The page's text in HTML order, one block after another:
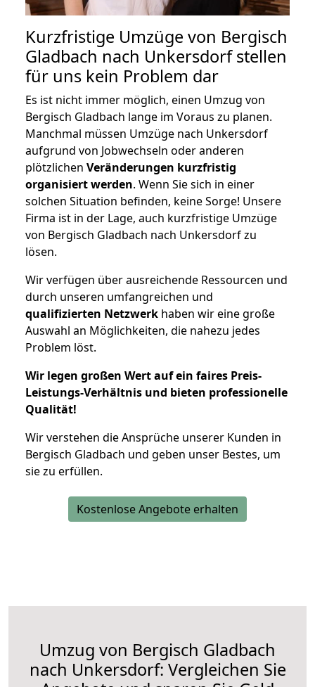
Kurzfristige Umzüge von Bergisch
Gladbach nach Unkersdorf stellen
für uns kein Problem dar
Es ist nicht immer möglich, einen Umzug von
Bergisch Gladbach lange im Voraus zu planen.
Manchmal müssen Umzüge nach Unkersdorf
aufgrund von Jobwechseln oder anderen
plötzlichen Veränderungen kurzfristig
organisiert werden. Wenn Sie sich in einer
solchen Situation befinden, keine Sorge! Unsere
Firma ist in der Lage, auch kurzfristige Umzüge
von Bergisch Gladbach nach Unkersdorf zu
lösen.
Wir verfügen über ausreichende Ressourcen und
durch unseren umfangreichen und
qualifizierten Netzwerk haben wir eine große
Auswahl an Möglichkeiten, die nahezu jedes
Problem löst.
Wir legen großen Wert auf ein faires Preis-
Leistungs-Verhältnis und bieten professionelle
Qualität!
Wir verstehen die Ansprüche unserer Kunden in
Bergisch Gladbach und geben unser Bestes, um
sie zu erfüllen.
Kostenlose Angebote erhalten
Umzug von Bergisch Gladbach
nach Unkersdorf: Vergleichen Sie